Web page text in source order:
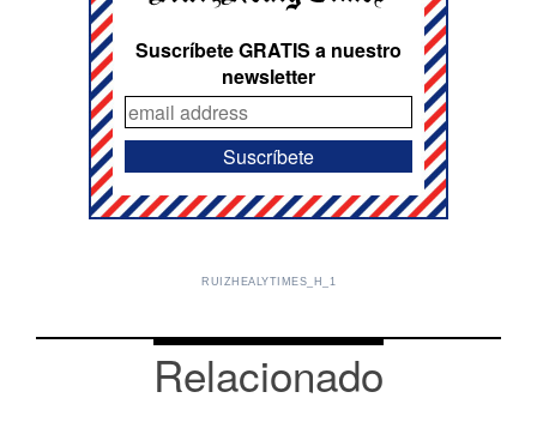
Suscríbete GRATIS a nuestro
newsletter
RUIZHEALYTIMES_H_1
Relacionado